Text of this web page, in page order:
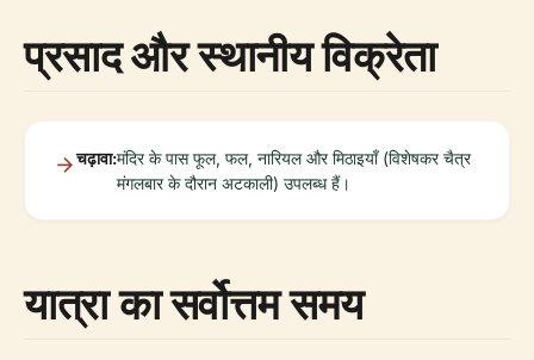
प्रसाद और स्थानीय विक्रेता
चढ़ावा:मंदिर के पास फूल, फल, नारियल और मिठाइयाँ (विशेषकर चैत्र
मंगलबार के दौरान अटकाली) उपलब्ध हैं।
यात्रा का सर्वोत्तम समय